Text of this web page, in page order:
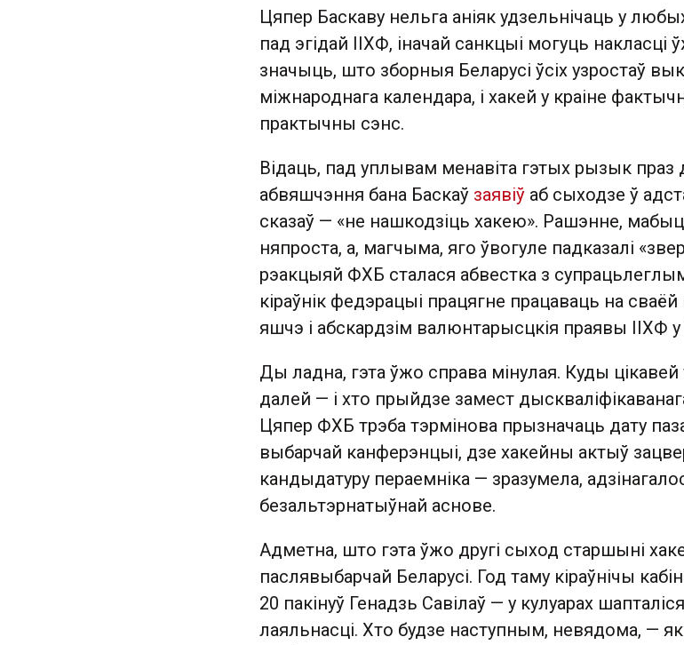
Цяпер Баскаву нельга аніяк удзельнічаць у
пад эгідай ІІХФ, іначай санкцыі могуць накласці
значыць, што зборныя Беларусі ўсіх узростаў
міжнароднага календара, і хакей у краіне
практычны сэнс.
Відаць, пад уплывам менавіта гэтых рызык праз
абвяшчэння бана Баскаў заявіў аб сыходзе ў
сказаў — «не нашкодзіць хакею». Рашэнне,
няпроста, а, магчыма, яго ўвогуле падказалі
рэакцыяй ФХБ сталася абвестка з
кіраўнік федэрацыі працягне працаваць на
яшчэ і абскардзім валюнтарысцкія праявы ІІХФ
Ды ладна, гэта ўжо справа мінулая. Куды
далей — і хто прыйдзе замест
Цяпер ФХБ трэба тэрмінова прызначаць дату
выбарчай канферэнцыі, дзе хакейны актыў
кандыдатуру пераемніка — зразумела,
безальтэрнатыўнай аснове.
Адметна, што гэта ўжо другі сыход старшыні
паслявыбарчай Беларусі. Год таму кіраўнічы
20 пакінуў Генадзь Савілаў — у кулуарах
лаяльнасці. Хто будзе наступным, невядома, — як